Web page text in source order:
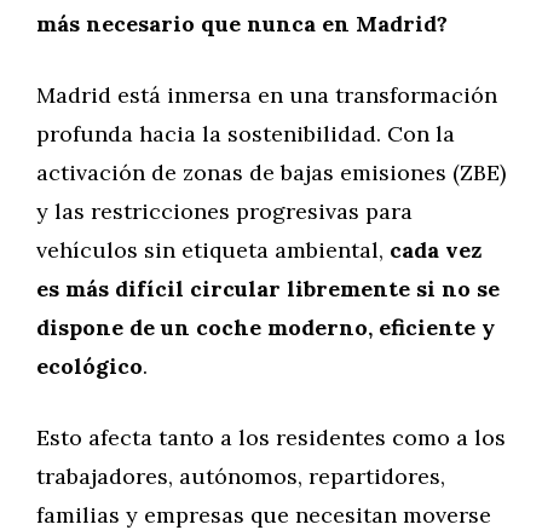
más necesario que nunca en Madrid?
Madrid está inmersa en una transformación
profunda hacia la sostenibilidad. Con la
activación de zonas de bajas emisiones (ZBE)
y las restricciones progresivas para
vehículos sin etiqueta ambiental, cada vez
es más difícil circular libremente si no se
dispone de un coche moderno, eficiente y
ecológico.
Esto afecta tanto a los residentes como a los
trabajadores, autónomos, repartidores,
familias y empresas que necesitan moverse